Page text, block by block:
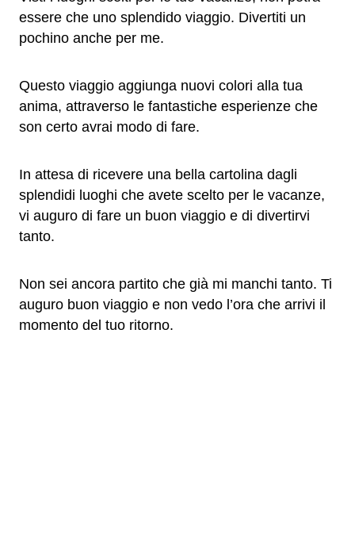
essere che uno splendido viaggio. Divertiti un
pochino anche per me.
Questo viaggio aggiunga nuovi colori alla tua
anima, attraverso le fantastiche esperienze che
son certo avrai modo di fare.
In attesa di ricevere una bella cartolina dagli
splendidi luoghi che avete scelto per le vacanze,
vi auguro di fare un buon viaggio e di divertirvi
tanto.
Non sei ancora partito che già mi manchi tanto. Ti
auguro buon viaggio e non vedo l’ora che arrivi il
momento del tuo ritorno.